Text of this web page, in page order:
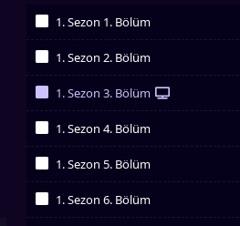
1. Sezon 1. Bölüm
1. Sezon 2. Bölüm
1. Sezon 3. Bölüm
1. Sezon 4. Bölüm
1. Sezon 5. Bölüm
1. Sezon 6. Bölüm